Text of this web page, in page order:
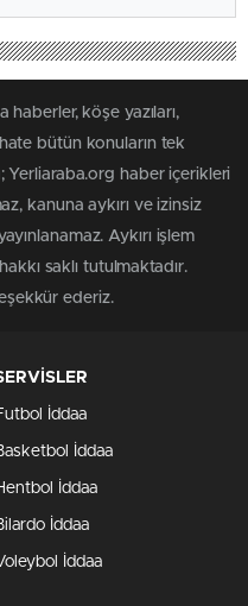
haberler, köşe yazıları,
bütün konuların tek
Yerliaraba.org haber içerikleri
kanuna aykırı ve izinsiz
Aykırı işlem
saklı tutulmaktadır.
ederiz.
İddaa
İddaa
İddaa
İddaa
İddaa